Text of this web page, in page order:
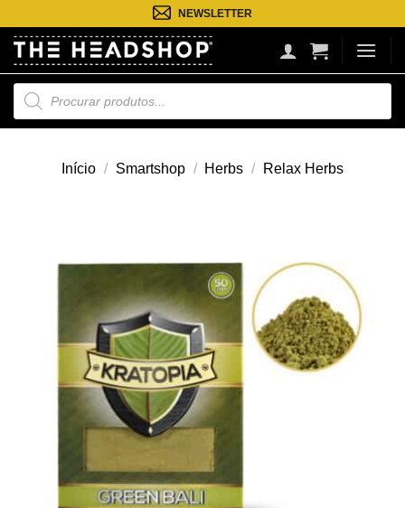
para
conteúdo
NEWSLETTER
Pesquisa
de
produtos
Início / Smartshop / Herbs / Relax Herbs